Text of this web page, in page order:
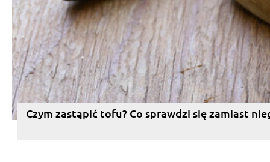
Czym zastąpić tofu? Co sprawdzi się zamiast